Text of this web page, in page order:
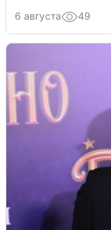
6 августа 49